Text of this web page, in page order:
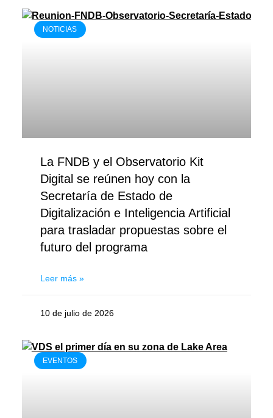
NOTICIAS
La FNDB y el Observatorio Kit
Digital se reúnen hoy con la
Secretaría de Estado de
Digitalización e Inteligencia Artificial
para trasladar propuestas sobre el
futuro del programa
Leer más »
10 de julio de 2026
EVENTOS